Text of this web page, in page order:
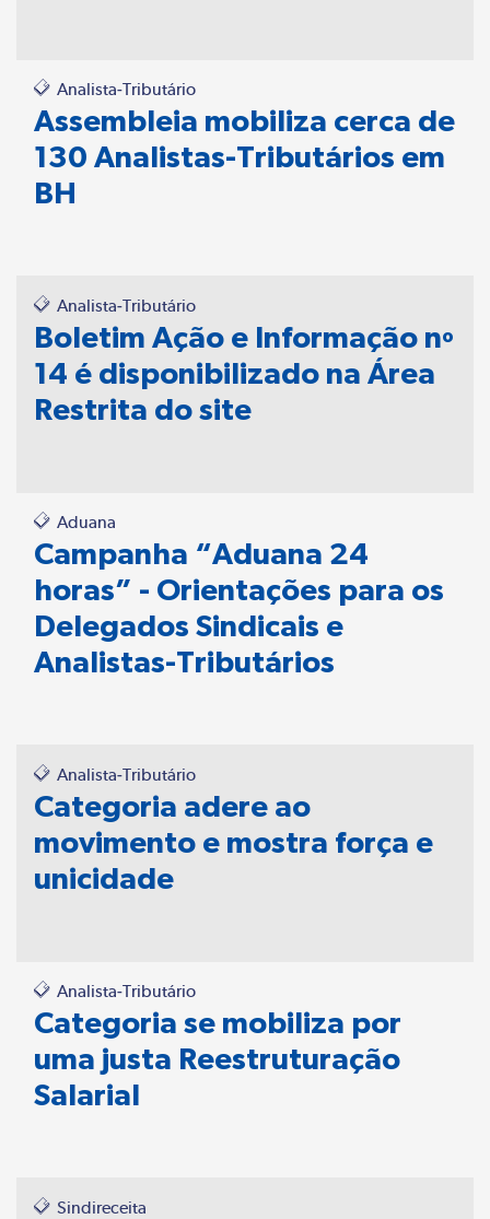
Analista-Tributário
Assembleia mobiliza cerca de
130 Analistas-Tributários em
BH
Analista-Tributário
Boletim Ação e Informação nº
14 é disponibilizado na Área
Restrita do site
Aduana
Campanha “Aduana 24
horas” - Orientações para os
Delegados Sindicais e
Analistas-Tributários
Analista-Tributário
Categoria adere ao
movimento e mostra força e
unicidade
Analista-Tributário
Categoria se mobiliza por
uma justa Reestruturação
Salarial
Sindireceita